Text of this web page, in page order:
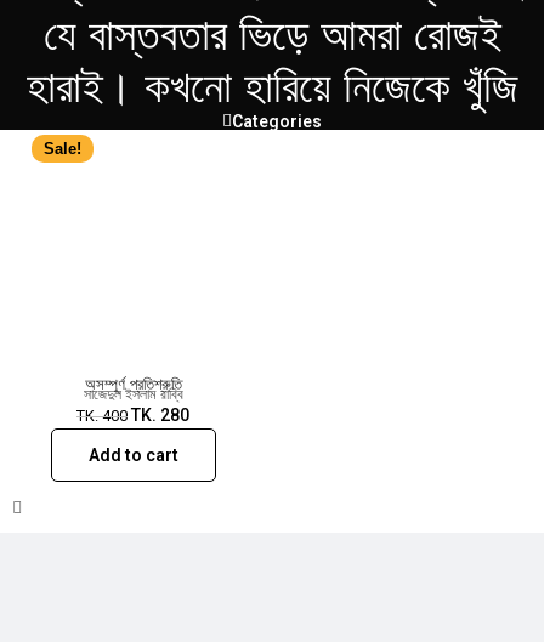
যে বাস্তবতার ভিড়ে আমরা রোজই
হারাই। কখনো হারিয়ে নিজেকে খুঁজি
Categories
Sale!
অসম্পূর্ণ প্রতিশ্রুতি
সাজেদুল ইসলাম রাব্বি
TK.400 TK. 280
Add to cart